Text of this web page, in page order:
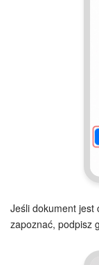
Jeśli dokument jest
zapoznać, podpisz